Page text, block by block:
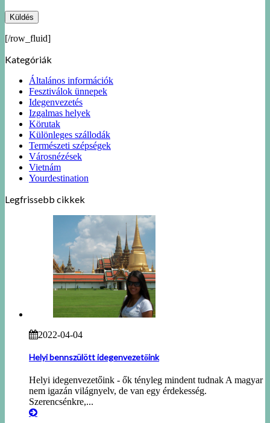
[/row_fluid]
Kategóriák
Általános információk
Fesztiválok ünnepek
Idegenvezetés
Izgalmas helyek
Körutak
Különleges szállodák
Természeti szépségek
Városnézések
Vietnám
Yourdestination
Legfrissebb cikkek
2022-04-04
Helyi bennszülött idegenvezetőink
Helyi idegenvezetőink - ők tényleg mindent tudnak A magyar
nem igazán világnyelv, de van egy érdekesség.
Szerencsénkre,...